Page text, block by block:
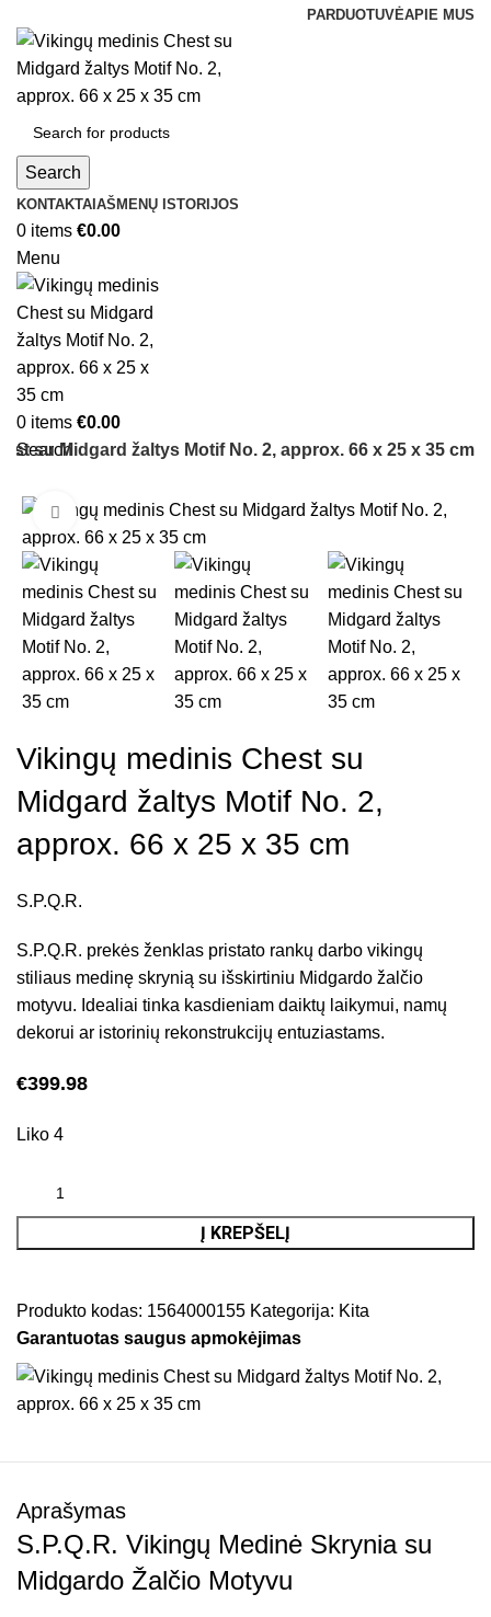
PARDUOTUVĖAPIE MUS
Search
KONTAKTAI AŠMENŲ ISTORIJOS
0 items €0.00
Menu
0 items €0.00
Search
su Midgard žaltys Motif No. 2, approx. 66 x 25 x 35 cm
Click to enlarge
Vikingų medinis Chest su
Midgard žaltys Motif No. 2,
approx. 66 x 25 x 35 cm
S.P.Q.R.
S.P.Q.R. prekės ženklas pristato rankų darbo vikingų
stiliaus medinę skrynią su išskirtiniu Midgardo žalčio
motyvu. Idealiai tinka kasdieniam daiktų laikymui, namų
dekorui ar istorinių rekonstrukcijų entuziastams.
€399.98
Liko 4
Į KREPŠELĮ
Produkto kodas: 1564000155 Kategorija: Kita
Garantuotas saugus apmokėjimas
Aprašymas
S.P.Q.R. Vikingų Medinė Skrynia su
Midgardo Žalčio Motyvu